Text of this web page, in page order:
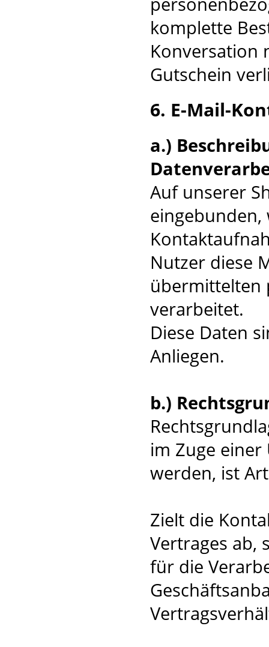
komplette
Konversation
Gutschein
6. E-Mail-
a.)
Auf unserer
eingebunden,
Nutzer diese
übermittelten
verarbeitet.
Diese Daten
Anliegen.
b.)
im Zuge
werden, ist
Zielt die
Vertrages ab,
für die